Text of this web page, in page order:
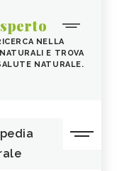
NELLA
E TROVA
NATURALE.